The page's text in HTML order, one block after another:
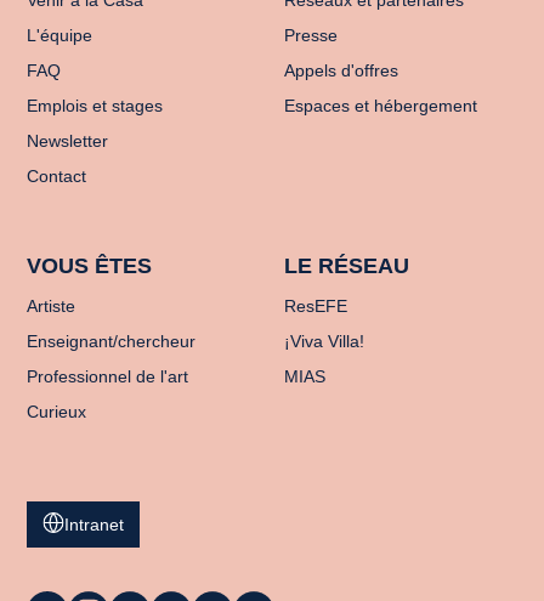
L'équipe
FAQ
Emplois et stages
Newsletter
Contact
Presse
Appels d'offres
Espaces et hébergement
VOUS ÊTES
Artiste
Enseignant/chercheur
Professionnel de l'art
Curieux
LE RÉSEAU
ResEFE
¡Viva Villa!
MIAS
Intranet